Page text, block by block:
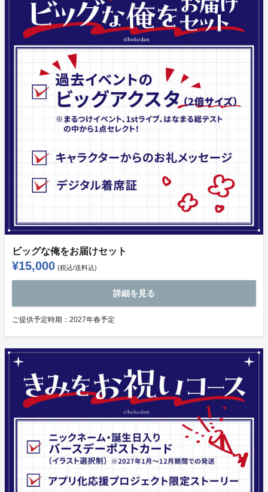
ビッグな俺をお届けセット
¥15,000 (税込/送料込)
詳細を見る
ご提供予定時期： 2027年春予定